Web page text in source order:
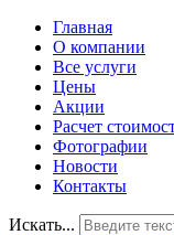
Главная
О компании
Все услуги
Цены
Акции
Расчет
Фотографии
Новости
Контакты
Искать...